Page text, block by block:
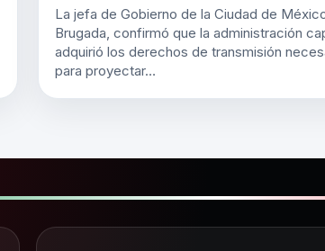
La jefa de Gobierno de la Ciudad de
Brugada, confirmó que la administración
adquirió los derechos de transmisión
para proyectar…